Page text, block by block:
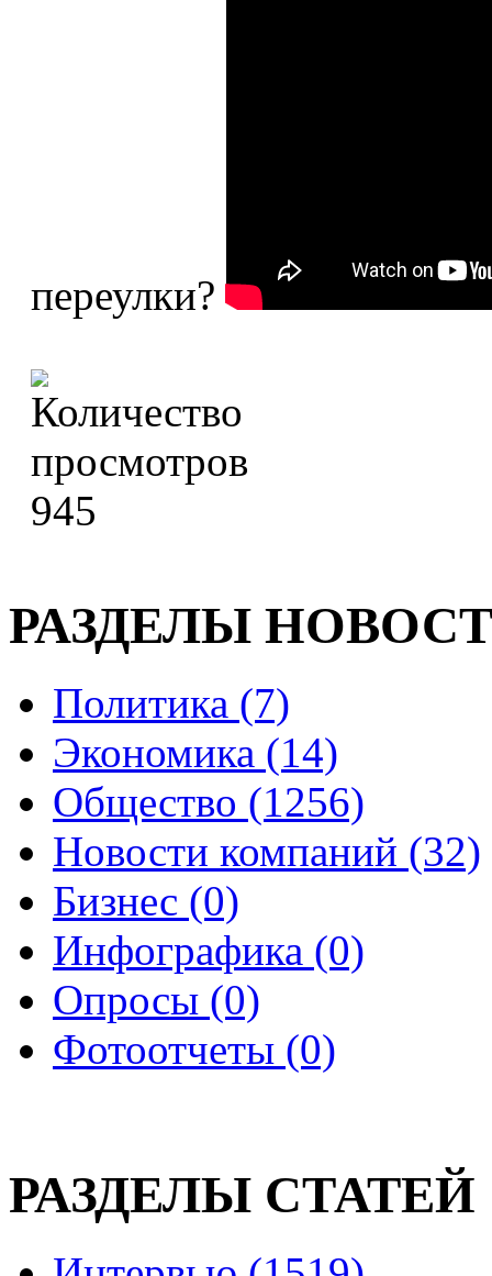
переулки?
945
РАЗДЕЛЫ
Политика (7)
Экономика (14)
Общество (1256)
Новости компаний (32)
Бизнес (0)
Инфографика (0)
Опросы (0)
Фотоотчеты (0)
РАЗДЕЛЫ СТАТЕЙ